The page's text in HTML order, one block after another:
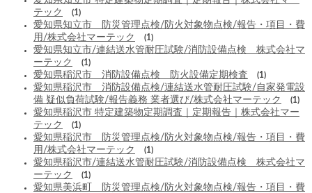
テック
(1)
愛知県知立市 防災管理点検/防火対象物点検/報告・項目・費
用/株式会社マーテック
(1)
愛知県知立市/連結送水管耐圧試験/消防設備点検 株式会社マ
ーテック
(1)
愛知県稲沢市 消防設備点検 防火設備定期検査 (1)
愛知県稲沢市 消防設備点検/連結送水管耐圧試験/自家発電設
備 疑似負荷試験/報告義務 業者選び/株式会社マーテック
(1)
愛知県稲沢市 特定建築物定期調査｜定期報告｜株式会社マー
テック
(1)
愛知県稲沢市 防災管理点検/防火対象物点検/報告・項目・費
用/株式会社マーテック
(1)
愛知県稲沢市/連結送水管耐圧試験/消防設備点検 株式会社マ
ーテック
(1)
愛知県美浜町 防災管理点検/防火対象物点検/報告・項目・費